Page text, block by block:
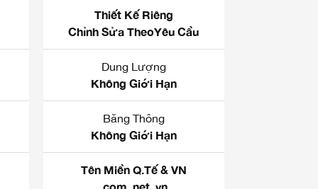
Thiết Kế Riêng
Chỉnh Sửa TheoYêu Cầu
Dung Lượng
Không Giới Hạn
Băng Thông
Không Giới Hạn
Tên Miền Q.Tế & VN